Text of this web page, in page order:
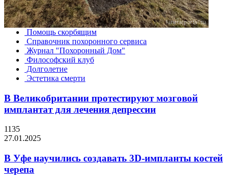
Помощь скорбящим
Справочник похоронного сервиса
Журнал "Похоронный Дом"
Философский клуб
Долголетие
Эстетика смерти
В Великобритании протестируют мозговой
имплантат для лечения депрессии
1135
27.01.2025
В Уфе научились создавать 3D-импланты костей
черепа